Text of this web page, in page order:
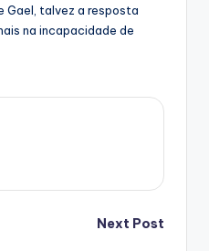
Gael, talvez a resposta
na incapacidade de
Next Post